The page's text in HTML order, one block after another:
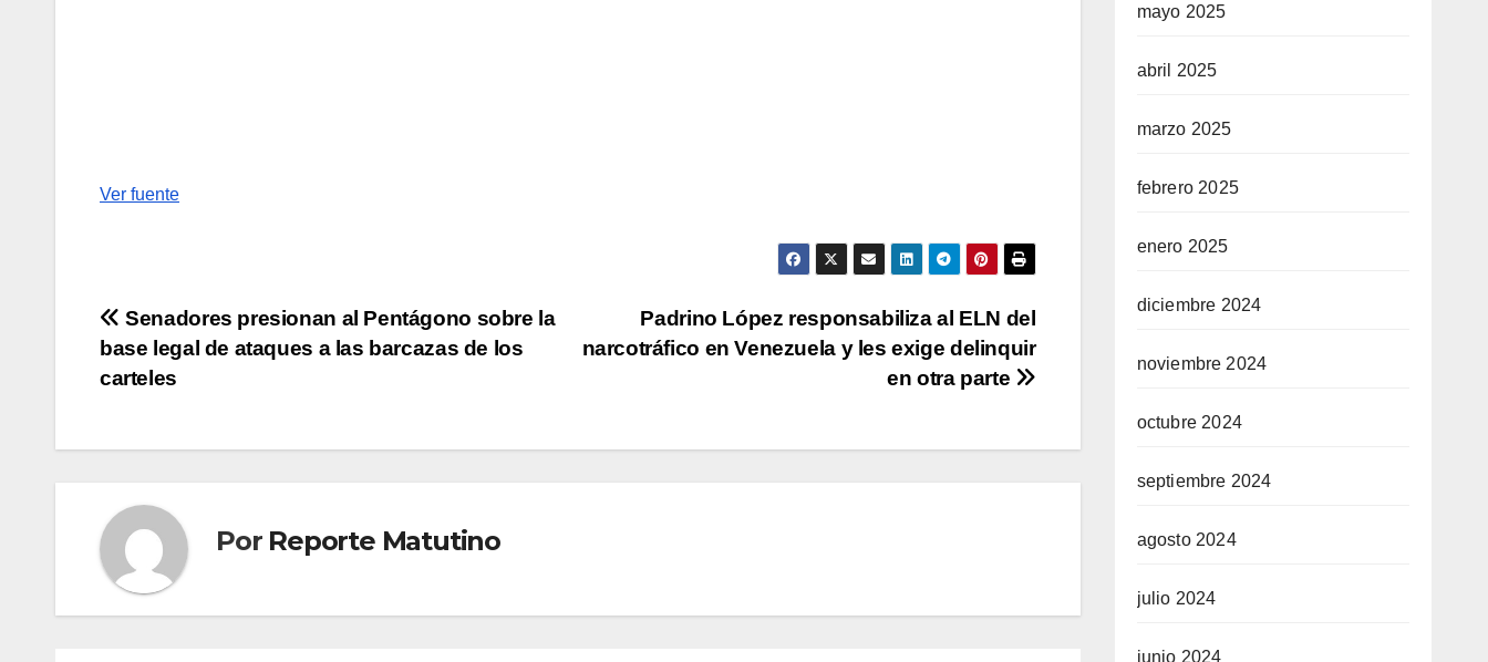
Ver fuente
Navegación
de
Padrino López responsabiliza al ELN del
narcotráfico en Venezuela y les exige delinquir
en otra parte
Senadores presionan al Pentágono sobre la
base legal de ataques a las barcazas de los
carteles
Por Reporte Matutino
mayo 2025
abril 2025
marzo 2025
febrero 2025
enero 2025
diciembre 2024
noviembre 2024
octubre 2024
septiembre 2024
agosto 2024
julio 2024
junio 2024